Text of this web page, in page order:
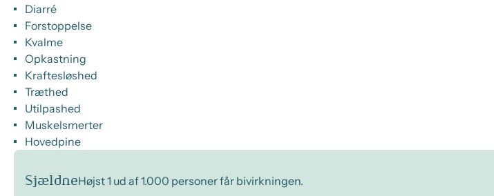
Diarré
Forstoppelse
Kvalme
Opkastning
Kraftesløshed
Træthed
Utilpashed
Muskelsmerter
Hovedpine
SjældneHøjst 1 ud af 1.000 personer får bivirkningen.